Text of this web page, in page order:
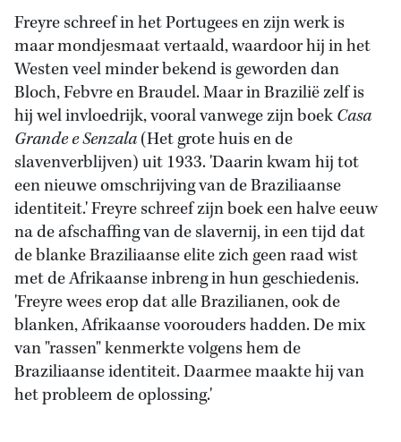
Freyre schreef in het Portugees en zijn werk is
maar mondjesmaat vertaald, waardoor hij in het
Westen veel minder bekend is geworden dan
Bloch, Febvre en Braudel. Maar in Brazilië zelf is
hij wel invloedrijk, vooral vanwege zijn boekCasa
Grande e Senzala(Het grote huis en de
slavenverblijven) uit 1933. 'Daarin kwam hij tot
een nieuwe omschrijving van de Braziliaanse
identiteit.' Freyre schreef zijn boek een halve eeuw
na de afschaffing van de slavernij, in een tijd dat
de blanke Braziliaanse elite zich geen raad wist
met de Afrikaanse inbreng in hun geschiedenis.
'Freyre wees erop dat alle Brazilianen, ook de
blanken, Afrikaanse voorouders hadden. De mix
van "rassen" kenmerkte volgens hem de
Braziliaanse identiteit. Daarmee maakte hij van
het probleem de oplossing.'